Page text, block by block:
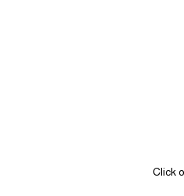
Click